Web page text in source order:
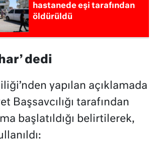
hastanede eşi tarafından
öldürüldü
dedi
yapılan açıklamada
Başsavcılığı tarafından
başlatıldığı belirtilerek,